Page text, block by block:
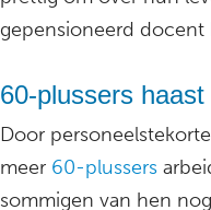
gepensioneerd docent
60-plussers
Door
meer 60-plussers
sommigen van hen